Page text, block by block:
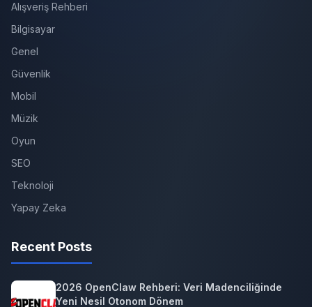
Alışveriş Rehberi
Bilgisayar
Genel
Güvenlik
Mobil
Müzik
Oyun
SEO
Teknoloji
Yapay Zeka
Recent Posts
2026 OpenClaw Rehberi: Veri Madenciliğinde
Yeni Nesil Otonom Dönem